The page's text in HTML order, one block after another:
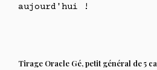
aujourd'hui !
Tirage Oracle Gé, petit général de 5